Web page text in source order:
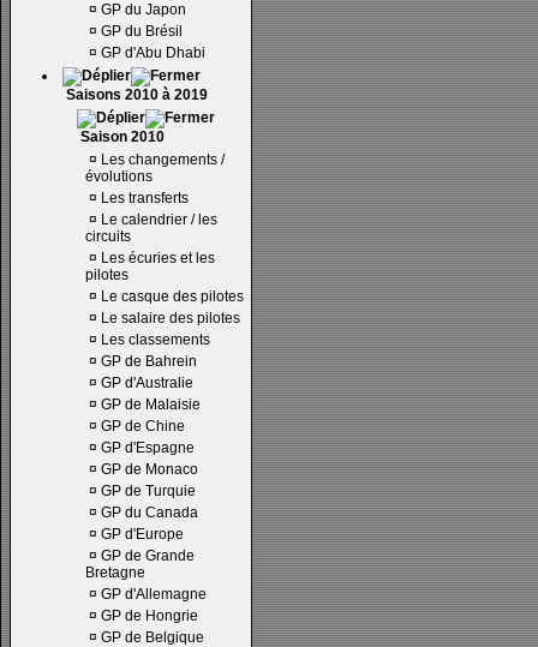
¤ GP du Japon
¤ GP du Brésil
¤ GP d'Abu Dhabi
Saisons 2010 à 2019
Saison 2010
¤ Les changements /
évolutions
¤ Les transferts
¤ Le calendrier / les
circuits
¤ Les écuries et les
pilotes
¤ Le casque des pilotes
¤ Le salaire des pilotes
¤ Les classements
¤ GP de Bahrein
¤ GP d'Australie
¤ GP de Malaisie
¤ GP de Chine
¤ GP d'Espagne
¤ GP de Monaco
¤ GP de Turquie
¤ GP du Canada
¤ GP d'Europe
¤ GP de Grande
Bretagne
¤ GP d'Allemagne
¤ GP de Hongrie
¤ GP de Belgique